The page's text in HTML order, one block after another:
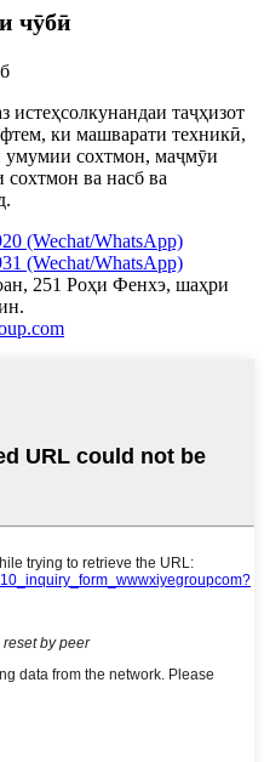
чӯбӣ
истеҳсолкунандаи таҷҳизот
ки машварати техникӣ,
умумии сохтмон, маҷмӯи
сохтмон ва насб ва
(Wechat/WhatsApp)
(Wechat/WhatsApp)
251 Роҳи Фенхэ, шаҳри